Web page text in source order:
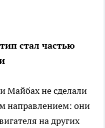
стал частью
Майбах не сделали
направлением: они
на других